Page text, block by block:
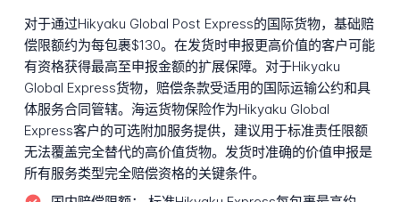
对于通过Hikyaku Global Post Express的国际货物，基础赔
偿限额约为每包裹$130。在发货时申报更高价值的客户可能
有资格获得最高至申报金额的扩展保障。对于Hikyaku
Global Express货物，赔偿条款受适用的国际运输公约和具
体服务合同管辖。海运货物保险作为Hikyaku Global
Express客户的可选附加服务提供，建议用于标准责任限额
无法覆盖完全替代的高价值货物。发货时准确的价值申报是
所有服务类型完全赔偿资格的关键条件。